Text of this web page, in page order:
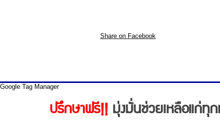
Share on Facebook
Google Tag Manager
ปรึกษาฟรี!! มุ่งมั่นช่วยเหลือแก่ทุ